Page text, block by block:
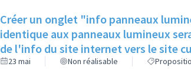
Créer un onglet "info panneaux
identique aux panneaux lumineux
de l'info du site internet vers le site
23 mai Non réalisable